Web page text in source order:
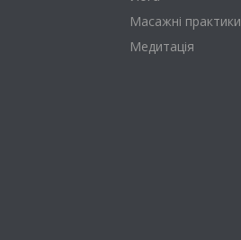
Масажні практики
Медитація